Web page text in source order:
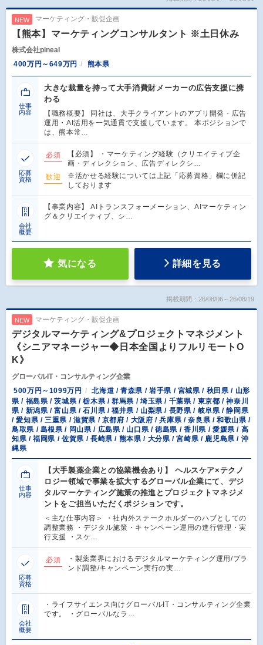
NEW マーケティング・販促企画
【熊本】マーケティングコンサルタント ※土日休み
株式会社pineal
400万円～649万円
熊本県
仕事
内容
大きな裁量を持って大手消費財メーカーの広告支援に携
わる
【職務概要】 同社は、大手クライアントのアプリ開発・広告
運用・AI活用を一気通貫で支援しています。 本ポジションで
は、熊本常…
応募
資格
必須
【必須】 ・マーケティング経験（クリエイティブ企
画・ディレクション、広告ディレクシ…
歓迎
※活かせる経験については上記「応募資格」欄に併記
しております
会社
概要
【事業内容】 AIトランスフォーメーション、AIマーケティン
グ＆クリエイティブ、シ…
気になる 詳細を見る
掲載期間：26/08/06～26/08/19
NEW マーケティング・販促企画
デジタルマーケティング&プロジェクトマネジメント
《シニアマネージャー◆日本全国よりフルリモートO
K》
グローバルIT・コンサルティング企業
500万円～1099万円
北海道 / 青森県 / 岩手県 / 宮城県 / 秋田県 / 山形
県 / 福島県 / 茨城県 / 栃木県 / 群馬県 / 埼玉県 / 千葉県 / 東京都 / 神奈川
県 / 新潟県 / 富山県 / 石川県 / 福井県 / 山梨県 / 長野県 / 岐阜県 / 静岡県
/ 愛知県 / 三重県 / 滋賀県 / 京都府 / 大阪府 / 兵庫県 / 奈良県 / 和歌山県 /
鳥取県 / 島根県 / 岡山県 / 広島県 / 山口県 / 徳島県 / 香川県 / 愛媛県 / 高
知県 / 福岡県 / 佐賀県 / 長崎県 / 熊本県 / 大分県 / 宮崎県 / 鹿児島県 / 沖
縄県
仕事
内容
【大手製薬企業との協業機会あり】 ヘルスケア×テクノ
ロジー領域で事業を拡大するグローバル企業にて、デジ
タルマーケティング施策の推進とプロジェクトマネジメ
ントをご担当いただくポジションです。
＜主な仕事内容＞ ・社内外ステークホルダーのハブとしての
調整業務 ・デジタル施策・キャンペーン運用の進行管理・実
行支援 ・スケ…
応募
資格
必須
・製薬業界におけるデジタルマーケティング運用/ブラ
ンド調整/キャンペーン実行の実…
会社
概要
・ライフサイエンス向けグローバルIT・コンサルティング企業
です。 ・グローバルなラ…